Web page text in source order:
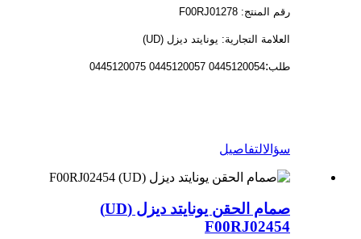
رقم المنتج: F00RJ01278
العلامة التجارية: يونايتد ديزل (UD)
طلب:
0445120054 0445120057 0445120075
سؤالالتفاصيل
صمام الحقن يونايتد ديزل (UD)
F00RJ02454